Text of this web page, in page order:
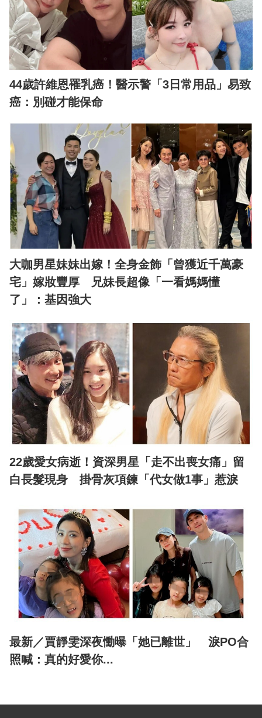
44歲許維恩罹乳癌！醫示警「3日常用品」易致
癌：別碰才能保命
大咖男星妹妹出嫁！全身金飾「曾獲近千萬豪
宅」嫁妝豐厚 兄妹長超像「一看媽媽懂
了」：基因強大
22歲愛女病逝！資深男星「走不出喪女痛」留
白長髮現身 掛骨灰項鍊「代女做1事」惹淚
最新／賈靜雯深夜慟曝「她已離世」 淚PO合
照喊：真的好愛你...